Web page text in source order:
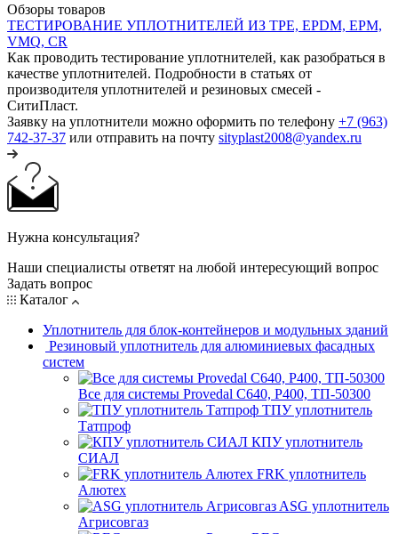
Обзоры товаров
ТЕСТИРОВАНИЕ УПЛОТНИТЕЛЕЙ ИЗ TPE, EPDM, EPM,
VMQ, CR
Как проводить тестирование уплотнителей, как разобраться в
качестве уплотнителей. Подробности в статьях от
производителя уплотнителей и резиновых смесей -
СитиПласт.
Заявку на уплотнители можно оформить по телефону +7 (963)
742-37-37 или отправить на почту sityplast2008@yandex.ru
Нужна консультация?
Наши специалисты ответят на любой интересующий вопрос
Задать вопрос
Каталог
Уплотнитель для блок-контейнеров и модульных зданий
Резиновый уплотнитель для алюминиевых фасадных
систем
Все для системы Provedal С640, Р400, ТП-50300
ТПУ уплотнитель
Татпроф
КПУ уплотнитель
СИАЛ
FRK уплотнитель
Алютех
ASG уплотнитель
Агрисовгаз